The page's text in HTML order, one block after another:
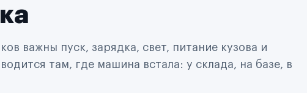
важны пуск, зарядка, свет, питание кузова и
там, где машина встала: у склада, на базе, в